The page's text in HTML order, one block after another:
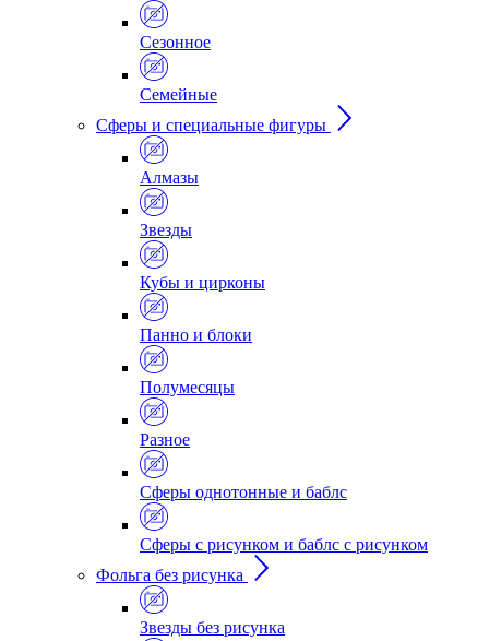
Сезонное
Семейные
Сферы и специальные фигуры
Алмазы
Звезды
Кубы и цирконы
Панно и блоки
Полумесяцы
Разное
Сферы однотонные и баблс
Сферы с рисунком и баблс с рисунком
Фольга без рисунка
Звезды без рисунка